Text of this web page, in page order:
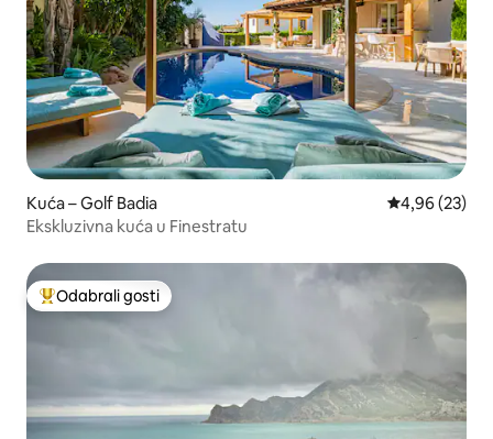
Kuća – Golf Badia Prosječna
4,96 (23)
Ekskluzivna kuća u Finestratu
Među najviše rangiranima s oznakom „Odabrali gosti”
Odabrali gosti